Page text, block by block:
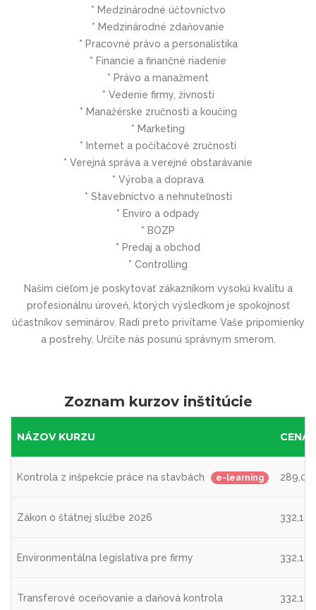
* Medzinárodné účtovníctvo
* Medzinárodné zdaňovanie
* Pracovné právo a personalistika
* Financie a finančné riadenie
* Právo a manažment
* Vedenie firmy, živnosti
* Manažérske zručnosti a koučing
* Marketing
* Internet a počítačové zručnosti
* Verejná správa a verejné obstarávanie
* Výroba a doprava
* Stavebníctvo a nehnuteľnosti
* Enviro a odpady
* BOZP
* Predaj a obchod
* Controlling
Našim cieľom je poskytovať zákazníkom vysokú kvalitu a
profesionálnu úroveň, ktorých výsledkom je spokojnosť
účastníkov seminárov. Radi preto privítame Vaše pripomienky
a postrehy. Určite nás posunú správnym smerom.
Zoznam kurzov inštitúcie
NÁZOV KURZU CENA
Kontrola z inšpekcie práce na stavbách e-learning 289,05
Zákon o štátnej službe 2026 332,1
Environmentálna legislatíva pre firmy 332,1
Transferové oceňovanie a daňová kontrola 332,1